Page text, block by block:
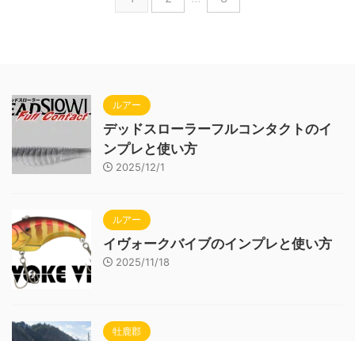
ルアー
デッドスローラーフルコンタクトのイ
ンプレと使い方
2025/12/1
ルアー
イヴォークバイブのインプレと使い方
2025/11/18
牡鹿郡